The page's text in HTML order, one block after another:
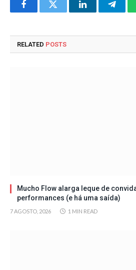
FacebookTwitter LinkedIn
RELATED POSTS
Mucho Flow alarga leque de
performances (e há uma saída)
7 AGOSTO, 2026 1 MIN READ